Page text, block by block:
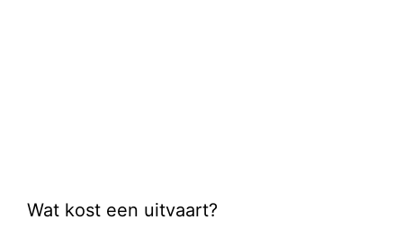
Wat kost een uitvaart?